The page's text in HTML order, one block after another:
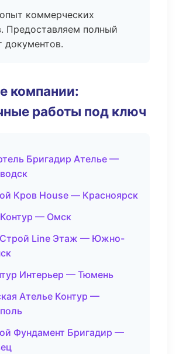
коммерческих
Предоставляем полный
документов.
компании:
работы под ключ
Бригадир Ателье —
Кров House — Красноярск
— Омск
Line Этаж — Южно-
Интерьер — Тюмень
Ателье Контур —
Фундамент Бригадир —